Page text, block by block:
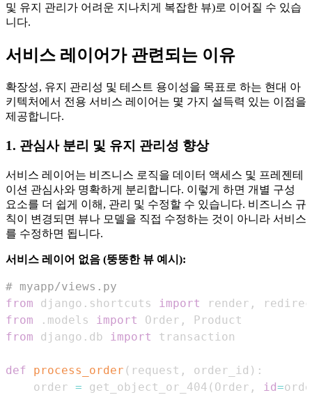
및 유지 관리가 어려운 지나치게 복잡한 뷰)로 이어질 수 있습
니다.
서비스 레이어가 관련되는 이유
확장성, 유지 관리성 및 테스트 용이성을 목표로 하는 현대 아
키텍처에서 전용 서비스 레이어는 몇 가지 설득력 있는 이점을
제공합니다.
1. 관심사 분리 및 유지 관리성 향상
서비스 레이어는 비즈니스 로직을 데이터 액세스 및 프레젠테
이션 관심사와 명확하게 분리합니다. 이렇게 하면 개별 구성
요소를 더 쉽게 이해, 관리 및 수정할 수 있습니다. 비즈니스 규
칙이 변경되면 뷰나 모델을 직접 수정하는 것이 아니라 서비스
를 수정하면 됩니다.
서비스 레이어 없음 (뚱뚱한 뷰 예시):
# myapp/views.py
from django . shortcuts import render ,
from
. models import Order ,
from django . db import
def process_order ( request , order_id ) :
    order
= get_object_or_404 ( Order , id=